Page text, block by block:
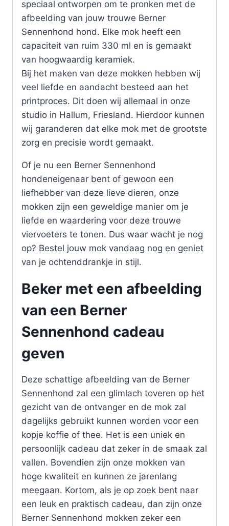
speciaal ontworpen om te pronken met de
afbeelding van jouw trouwe Berner
Sennenhond hond. Elke mok heeft een
capaciteit van ruim 330 ml en is gemaakt
van hoogwaardig keramiek.
Bij het maken van deze mokken hebben wij
veel liefde en aandacht besteed aan het
printproces. Dit doen wij allemaal in onze
studio in Hallum, Friesland. Hierdoor kunnen
wij garanderen dat elke mok met de grootste
zorg en precisie wordt gemaakt.
Of je nu een Berner Sennenhond
hondeneigenaar bent of gewoon een
liefhebber van deze lieve dieren, onze
mokken zijn een geweldige manier om je
liefde en waardering voor deze trouwe
viervoeters te tonen. Dus waar wacht je nog
op? Bestel jouw mok vandaag nog en geniet
van je ochtenddrankje in stijl.
Beker met een afbeelding
van een Berner
Sennenhond cadeau
geven
Deze schattige afbeelding van de Berner
Sennenhond zal een glimlach toveren op het
gezicht van de ontvanger en de mok zal
dagelijks gebruikt kunnen worden voor een
kopje koffie of thee. Het is een uniek en
persoonlijk cadeau dat zeker in de smaak zal
vallen. Bovendien zijn onze mokken van
hoge kwaliteit en kunnen ze jarenlang
meegaan. Kortom, als je op zoek bent naar
een leuk en praktisch cadeau, dan zijn onze
Berner Sennenhond mokken zeker een